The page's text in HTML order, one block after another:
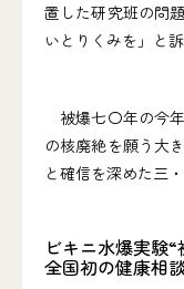
置した研究班の問
いとりくみを」と訴
被爆七〇年の今
の核廃絶を願う大
と確信を深めた三
ビキニ水爆実験
全国初の健康相